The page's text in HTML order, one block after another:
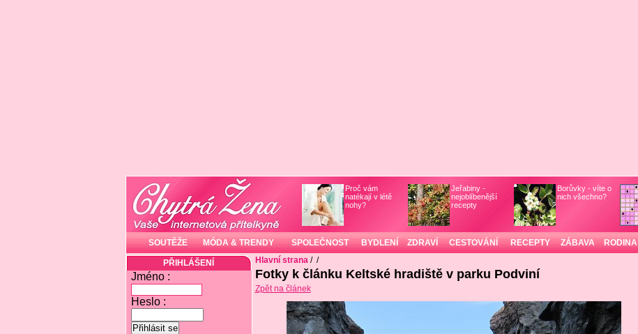
Proč vám
natékají v létě
nohy?
Jeřabiny -
nejoblíbenější
recepty
Borůvky - víte o
nich všechno?
SOUTĚŽE MÓDA & TRENDY SPOLEČNOST BYDLENÍ ZDRAVÍ CESTOVÁNÍ RECEPTY ZÁBAVA RODINA
PŘIHLÁŠENÍ
Jméno :
Heslo :
Hlavní strana/ /
Fotky k článku Keltské hradiště v parku Podviní
Zpět na článek